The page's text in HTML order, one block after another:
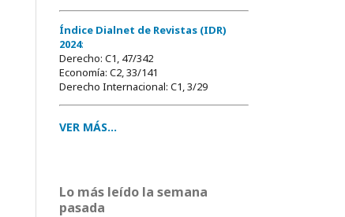
Índice Dialnet de Revistas (IDR)
2024:
Derecho: C1, 47/342
Economía: C2, 33/141
Derecho Internacional: C1, 3/29
VER MÁS...
Lo más leído la semana
pasada